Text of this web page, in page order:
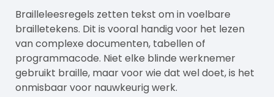
Brailleleesregels zetten tekst om in voelbare
brailletekens. Dit is vooral handig voor het lezen
van complexe documenten, tabellen of
programmacode. Niet elke blinde werknemer
gebruikt braille, maar voor wie dat wel doet, is het
onmisbaar voor nauwkeurig werk.